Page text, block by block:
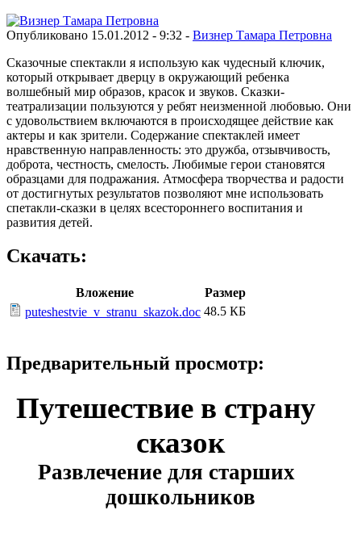
Опубликовано 15.01.2012 - 9:32 - Визнер Тамара Петровна
Сказочные спектакли я использую как чудесный ключик,
который открывает дверцу в окружающий ребенка
волшебный мир образов, красок и звуков. Сказки-
театрализации пользуются у ребят неизменной любовью. Они
с удовольствием включаются в происходящее действие как
актеры и как зрители. Содержание спектаклей имеет
нравственную направленность: это дружба, отзывчивость,
доброта, честность, смелость. Любимые герои становятся
образцами для подражания. Атмосфера творчества и радости
от достигнутых результатов позволяют мне использовать
спетакли-сказки в целях всестороннего воспитания и
развития детей.
Скачать:
Вложение
Размер
puteshestvie_v_stranu_skazok.doc 48.5 КБ
Предварительный просмотр:
Путешествие в страну
сказок
Развлечение для старших
дошкольников